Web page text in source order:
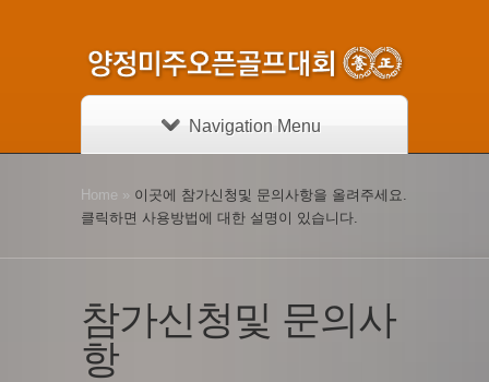
Navigation Menu
Home » 이곳에 참가신청및 문의사항을 올려주세요.
클릭하면 사용방법에 대한 설명이 있습니다.
참가신청및 문의사
항